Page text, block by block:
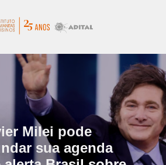
Milei pode
sua agenda